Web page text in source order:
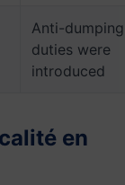
Anti-dumping
duties were
introduced
en